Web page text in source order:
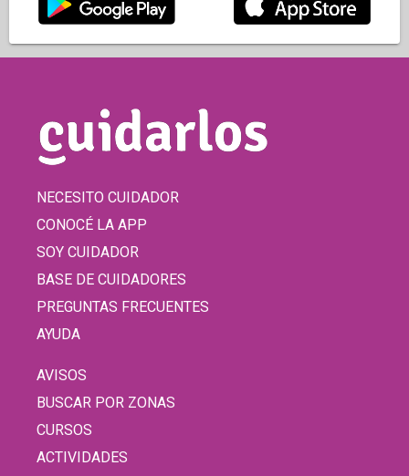
NECESITO CUIDADOR
CONOCÉ LA APP
SOY CUIDADOR
BASE DE CUIDADORES
PREGUNTAS FRECUENTES
AYUDA
AVISOS
BUSCAR POR ZONAS
CURSOS
ACTIVIDADES